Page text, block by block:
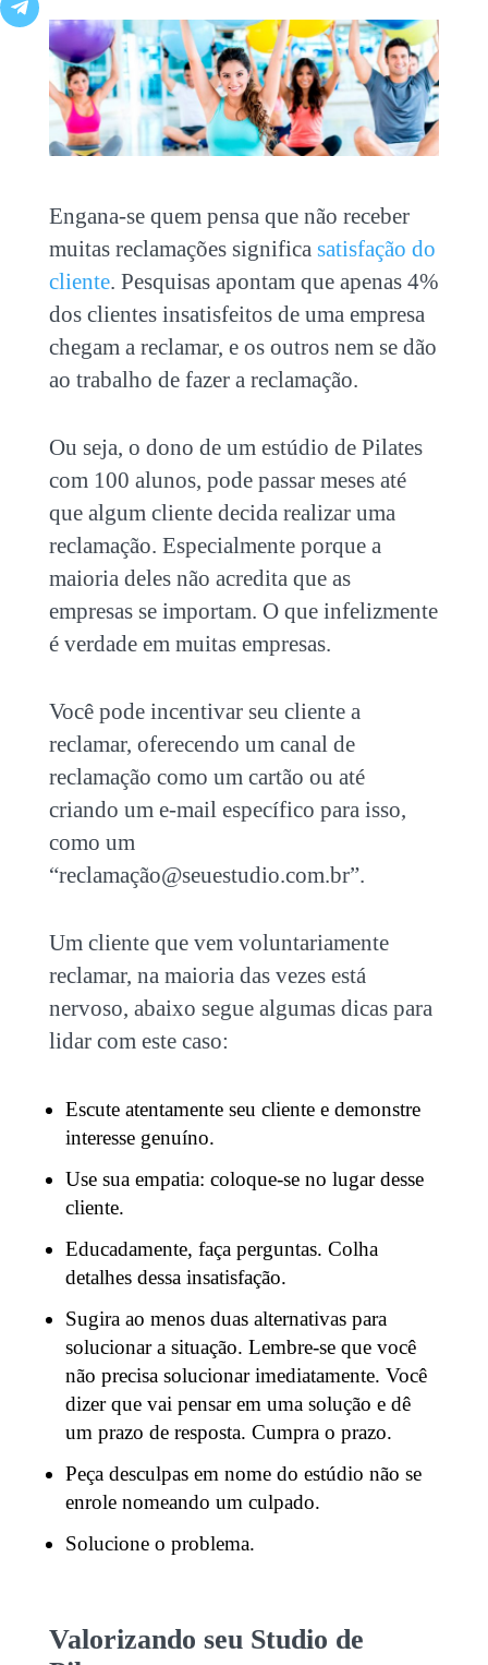
Engana-se quem pensa que não receber
muitas reclamações significasatisfação do
cliente. Pesquisas apontam que apenas 4%
dos clientes insatisfeitos de uma empresa
chegam a reclamar, e os outros nem se dão
ao trabalho de fazer a reclamação.
Ou seja, o dono de um estúdio de Pilates
com 100 alunos, pode passar meses até
que algum cliente decida realizar uma
reclamação. Especialmente porque a
maioria deles não acredita que as
empresas se importam. O que infelizmente
é verdade em muitas empresas.
Você pode incentivar seu cliente a
reclamar, oferecendo um canal de
reclamação como um cartão ou até
criando um e-mail específico para isso,
como um
“reclamação@seuestudio.com.br”.
Um cliente que vem voluntariamente
reclamar, na maioria das vezes está
nervoso, abaixo segue algumas dicas para
lidar com este caso:
Escute atentamente seu cliente e demonstre
interesse genuíno.
Use sua empatia: coloque-se no lugar desse
cliente.
Educadamente, faça perguntas. Colha
detalhes dessa insatisfação.
Sugira ao menos duas alternativas para
solucionar a situação. Lembre-se que você
não precisa solucionar imediatamente. Você
dizer que vai pensar em uma solução e dê
um prazo de resposta. Cumpra o prazo.
Peça desculpas em nome do estúdio não se
enrole nomeando um culpado.
Solucione o problema.
Valorizando seu Studio de